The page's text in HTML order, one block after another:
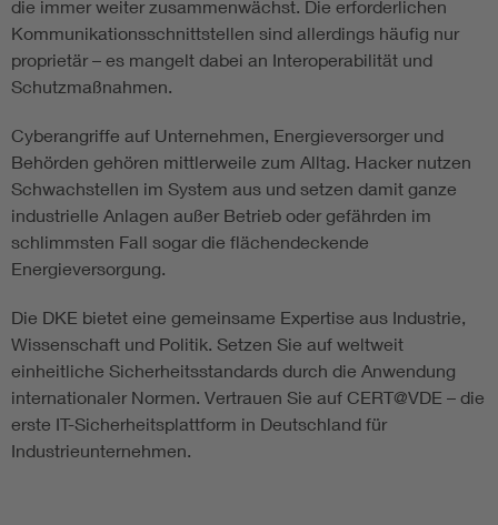
die immer weiter zusammenwächst. Die erforderlichen
Kommunikationsschnittstellen sind allerdings häufig nur
proprietär – es mangelt dabei an Interoperabilität und
Schutzmaßnahmen.
Cyberangriffe auf Unternehmen, Energieversorger und
Behörden gehören mittlerweile zum Alltag. Hacker nutzen
Schwachstellen im System aus und setzen damit ganze
industrielle Anlagen außer Betrieb oder gefährden im
schlimmsten Fall sogar die flächendeckende
Energieversorgung.
Die DKE bietet eine gemeinsame Expertise aus Industrie,
Wissenschaft und Politik. Setzen Sie auf weltweit
einheitliche Sicherheitsstandards durch die Anwendung
internationaler Normen. Vertrauen Sie auf CERT@VDE – die
erste IT-Sicherheitsplattform in Deutschland für
Industrieunternehmen.